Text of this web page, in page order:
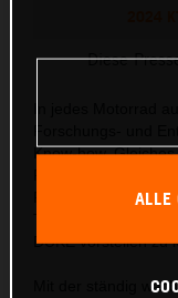
2024
Diese
In jedes Motorrad
Know-how.
PowerWear mit
DUKE vorstellen zu
Mit der ständig
ALLE